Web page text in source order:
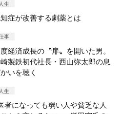
人生
症が改善する劇薬とは
事
経済成長の〝扉〟を開いた男。
製鉄初代社長・西山弥太郎の息
いを聴く
人生
者になっても弱い人や貧乏な人